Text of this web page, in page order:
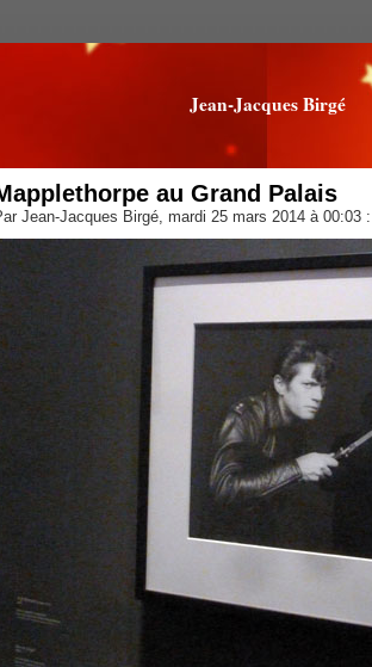
Jean-Jacques Birgé
au Grand Palais
Jean-Jacques Birgé, mardi 25 mars 2014 à 00:03